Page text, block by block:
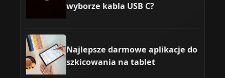
wyborze kabla USB C?
Najlepsze darmowe aplikacje do
szkicowania na tablet